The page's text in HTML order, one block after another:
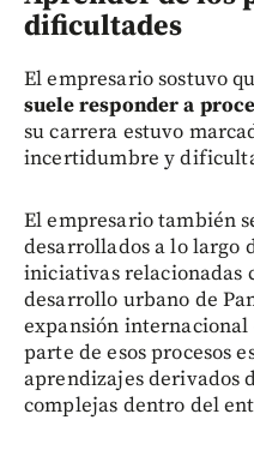
dificultades
El empresario sostuvo
suele responder a
su carrera estuvo
incertidumbre y
El empresario también
desarrollados a lo largo
iniciativas relacionadas
desarrollo urbano de
expansión internacional
parte de esos procesos
aprendizajes derivados
complejas dentro del